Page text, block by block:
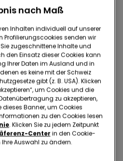
-41%
1 Farbe
Brazilian-Bikinislip zum
Binden Chevron Shine
16.95 CHF 10.00 CHF-41%
nach Maß
Inhalten individuell auf unserer
Profilierungscookies senden wir
zugeschnittene Inhalte und
den Einsatz dieser Cookies kann
Ihrer Daten im Ausland und in
es keine mit der Schweiz
gibt (z. B. USA). Klicken
um Cookies und die
zu akzeptieren,
dieses Banner, um Cookies
zu den Cookies lesen
. Klicken Sie zu jedem Zeitpunkt
Center in den Cookie-
Auswahl zu ändern.